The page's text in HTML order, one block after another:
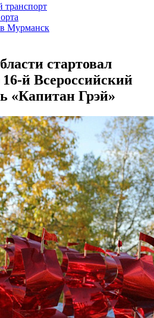
в Мурманск
стартовал
й Всероссийский
«Капитан Грэй»